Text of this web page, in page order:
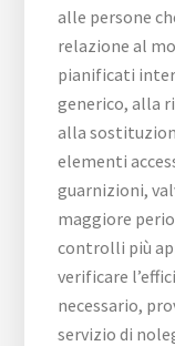
alle persone
relazione al
pianificati
generico, alla
alla
elementi
guarnizioni,
maggiore
controlli più
verificare
necessario,
servizio di